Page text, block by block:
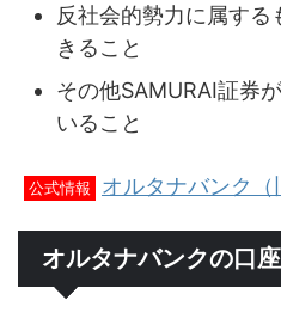
反社会的勢力に属す
きること
その他SAMURAI証券
いること
公式情報 オルタナバンク（
オルタナバンクの口